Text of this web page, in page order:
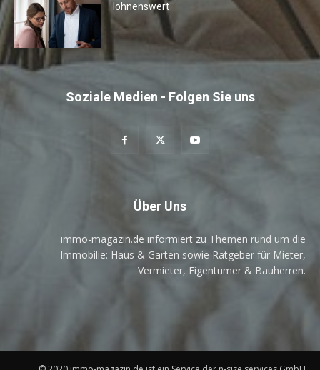
lohnenswert
Soziale Medien - Folgen Sie uns
Über Uns
immo-magazin.de informiert zu Themen rund um die
Immobilie: Haus & Garten sowie Ratgeber für Mieter,
Vermieter, Eigentümer & Bauherren.